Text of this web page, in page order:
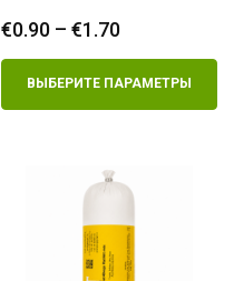
€0.90 – €1.70
цен:
€0.90
–
ВЫБЕРИТЕ ПАРАМЕТРЫ